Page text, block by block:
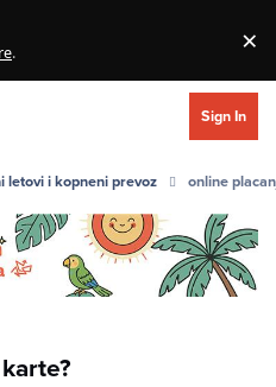
. ×
Sign In
letovi i kopneni prevoz online